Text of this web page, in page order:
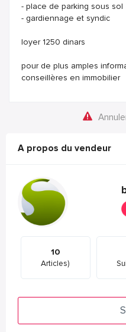
- place de parking sous sol
- gardiennage et syndic
loyer 1250 dinars
pour de plus amples
conseillères en immobilier
A propos du vendeur
10
Articles)